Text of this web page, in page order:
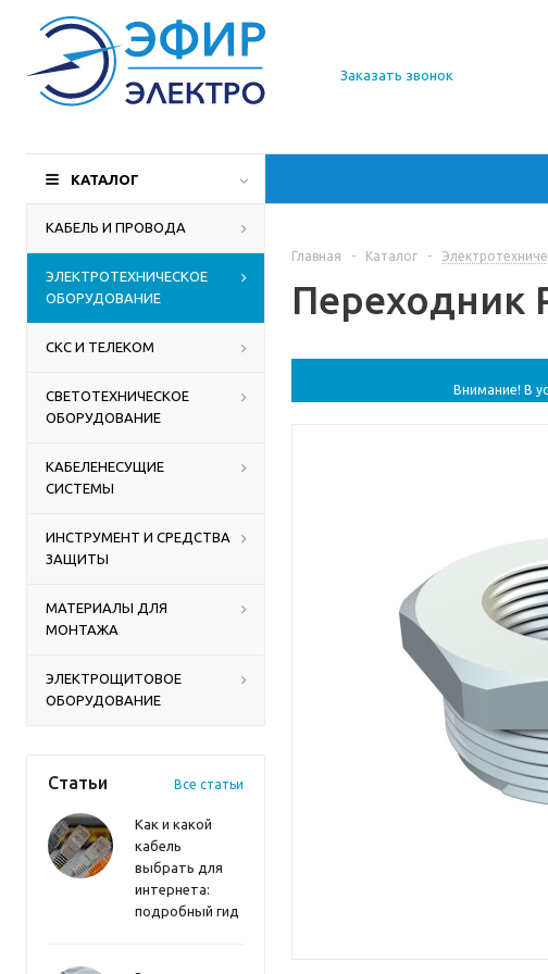
О компании
Доставка
Производители
Контакты
Заказать звонок
КАТАЛОГ
КАБЕЛЬ И ПРОВОДА
ЭЛЕКТРОТЕХНИЧЕСКОЕ
ОБОРУДОВАНИЕ
СКС И ТЕЛЕКОМ
СВЕТОТЕХНИЧЕСКОЕ
ОБОРУДОВАНИЕ
КАБЕЛЕНЕСУЩИЕ
СИСТЕМЫ
ИНСТРУМЕНТ И СРЕДСТВА
ЗАЩИТЫ
МАТЕРИАЛЫ ДЛЯ
МОНТАЖА
ЭЛЕКТРОЩИТОВОЕ
ОБОРУДОВАНИЕ
Статьи Все статьи
Как и какой
кабель
выбрать для
интернета:
подробный гид
Главная - Каталог -
Переходник
Внимание! В